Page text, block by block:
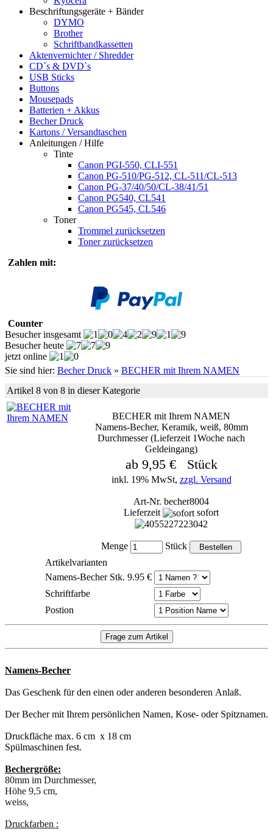
Beschriftungsgeräte + Bänder
DYMO
Brother
Schriftbandkassetten
Aktenvernichter / Shredder
CD`s & DVD`s
USB Sticks
Buttons
Mousepads
Batterien + Akkus
Becher Druck
Kartons / Versandtaschen
Anleitungen / Hilfe
Tinte
Canon PGI-550, CLI-551
Canon PG-510/PG-512, CL-511/CL-513
Canon PG-37/40/50/CL-38/41/51
Canon PG540, CL541
Canon PG545, CL546
Toner
Trommel zurücksetzen
Toner zurücksetzen
Zahlen mit:
Counter
Besucher insgesamt
Besucher heute
jetzt online
Sie sind hier: Becher Druck » BECHER mit Ihrem NAMEN
Artikel 8 von 8 in dieser Kategorie
BECHER mit Ihrem NAMEN
Namens-Becher, Keramik, weiß, 80mm
Durchmesser (Lieferzeit 1Woche nach
Geldeingang)
ab 9,95 € Stück
inkl. 19% MwSt, zzgl. Versand
Art-Nr. becher8004
Lieferzeit
sofort
Menge
Stück
Artikelvarianten
Namens-Becher Stk. 9.95 €
Schriftfarbe
Postion
Namens-Becher
Das Geschenk für den einen oder anderen besonderen Anlaß.
Der Becher mit Ihrem persönlichen Namen, Kose- oder Spitznamen.
Druckfläche max. 6 cm x 18 cm
Spülmaschinen fest.
Bechergröße:
80mm im Durchmesser,
Höhe 9,5 cm,
weiss,
Druckfarben :